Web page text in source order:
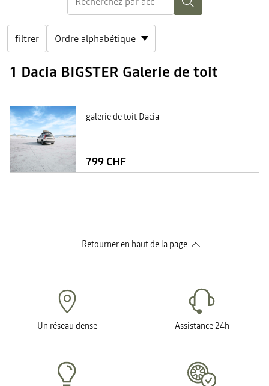
filtrer
1 Dacia BIGSTER Galerie de toit
galerie de toit Dacia
799 CHF
Retourner en haut de la page
Un réseau dense Assistance 24h